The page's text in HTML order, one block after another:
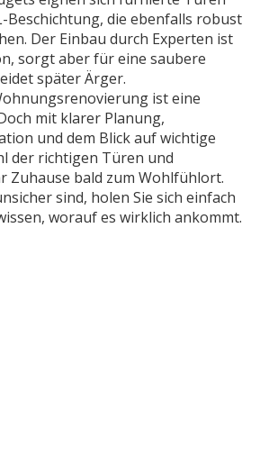
Beschichtung, die ebenfalls robust
Der Einbau durch Experten ist
sorgt aber für eine saubere
später Ärger.
ist eine
mit klarer Planung,
und dem Blick auf wichtige
der richtigen Türen und
Zuhause bald zum Wohlfühlort.
sind, holen Sie sich einfach
worauf es wirklich ankommt.